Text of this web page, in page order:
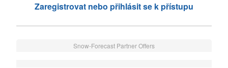
Zaregistrovat nebo přihlásit se k přístupu
Snow-Forecast Partner Offers